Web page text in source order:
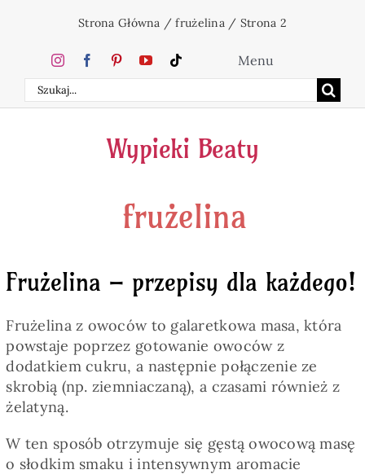
zawartości
Strona Główna /frużelina/ Strona 2
Szukaj
Menu
Home
Ciasta
Desery
Napoje
Pieczywo
Wypieki Beaty
frużelina
Frużelina – przepisy dla każdego!
Frużelina z owoców to galaretkowa masa, która
powstaje poprzez gotowanie owoców z
dodatkiem cukru, a następnie połączenie ze
skrobią (np. ziemniaczaną), a czasami również z
żelatyną.
W ten sposób otrzymuje się gęstą owocową masę
o słodkim smaku i intensywnym aromacie